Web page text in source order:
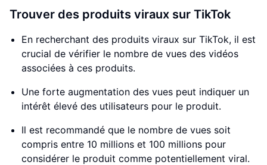
Trouver des produits viraux sur TikTok
En recherchant des produits viraux sur TikTok, il est
crucial de vérifier le nombre de vues des vidéos
associées à ces produits.
Une forte augmentation des vues peut indiquer un
intérêt élevé des utilisateurs pour le produit.
Il est recommandé que le nombre de vues soit
compris entre 10 millions et 100 millions pour
considérer le produit comme potentiellement viral.